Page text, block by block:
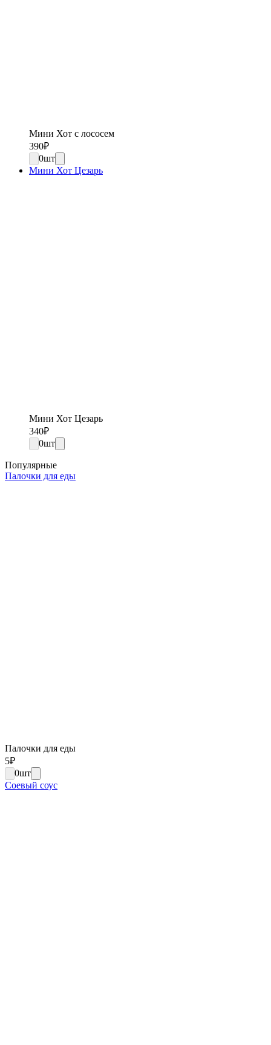
Мини Хот с лососем
390₽
0шт
Мини Хот Цезарь
Мини Хот Цезарь
340₽
0шт
Популярные
Палочки для еды
Палочки для еды
5₽
0шт
Соевый соус